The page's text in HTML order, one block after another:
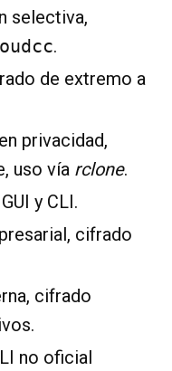
selectiva,
.
de extremo a
privacidad,
uso vía rclone.
y CLI.
cifrado
cifrado
no oficial